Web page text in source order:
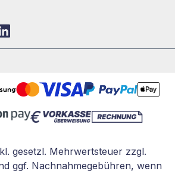
LinkedIn
gesetzl. Mehrwertsteuer zzgl.
ggf. Nachnahmegebühren, wenn